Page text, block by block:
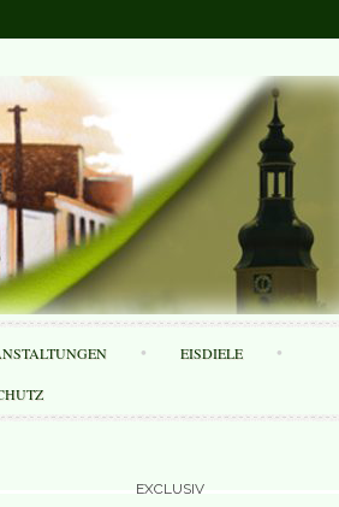
EISDIELE
EXCLUSIV